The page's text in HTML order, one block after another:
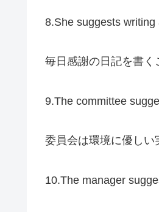
8.She suggests
毎日感謝の日記を書く
9.The committee
委員会は環境に優しい
10.The manager